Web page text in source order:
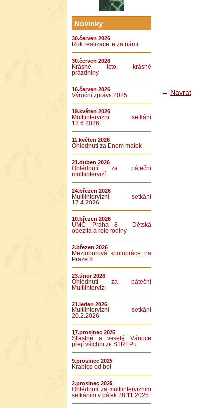
Novinky
30.červen 2026
Rok realizace je za námi
30.červen 2026
Krásné léto, krásné
prázdniny
16.červen 2026
Výroční zpráva 2025
19.květen 2026
Multiintervizní setkání
12.6.2026
11.květen 2026
Ohlédnutí za Dnem matek
21.duben 2026
Ohlédnutí za páteční
multiintervizí
24.březen 2026
Multiintervizní setkání
17.4.2026
10.březen 2026
ÚMČ Praha 8 - Dětská
obezita a role rodiny
2.březen 2026
Mezioborová spolupráce na
Praze 8
23.únor 2026
Ohlédnutí za páteční
Multiintervizí
21.leden 2026
Multiintervizní setkání
20.2.2026
17.prosinec 2025
Šťastné a veselé Vánoce
přejí všichni ze STŘEPu
9.prosinec 2025
Krabice od bot
2.prosinec 2025
Ohlédnutí za multiintervizním
setkáním v pátek 28.11.2025
← Návrat